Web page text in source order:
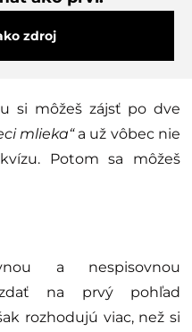
zdroj
si môžeš zájsť po dve
mlieka“a už vôbec nie
Potom sa môžeš
a nespisovnou
na prvý pohľad
rozhodujú viac, než si